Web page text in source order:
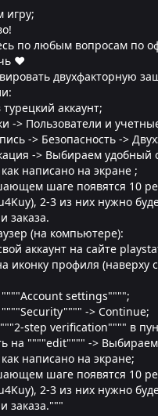
игру;
по любым вопросам по
❤
двухфакторную
аккаунт;
-> Пользователи и
-> Безопасность ->
-> Выбираем удобный
написано на экране ;
шаге появятся 10
2-3 из них нужно
заказа.
(на компьютере):
аккаунт на сайте
иконку профиля (наверху
settings"""";
-> Continue;
step verification"""" в
на """"edit"""" ->
написано на экране;
шаге появятся 10
2-3 из них нужно
заказа."""